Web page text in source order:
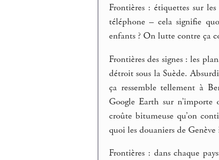
Frontières : étiquettes sur
téléphone – cela signifie
enfants ? On lutte contre ça
Frontières des signes : les
détroit sous la Suède.
ça ressemble tellement à
Google Earth sur
croûte bitumeuse qu’on
quoi les douaniers de Genève
Frontières : dans chaque